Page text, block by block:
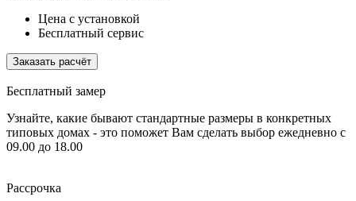
Цена с установкой
Бесплатный сервис
Заказать расчёт
Бесплатный замер
Узнайте, какие бывают стандартные размеры в конкретных
типовых домах - это поможет Вам сделать выбор ежедневно с
09.00 до 18.00
Рассрочка